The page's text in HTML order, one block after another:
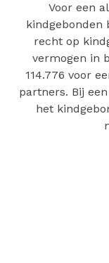
Voor een
kindgebonden
recht op
vermogen in
114.776 voor
partners. Bij
het